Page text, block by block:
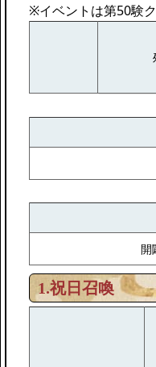
※イベントは第50験
開
1.祝日召喚